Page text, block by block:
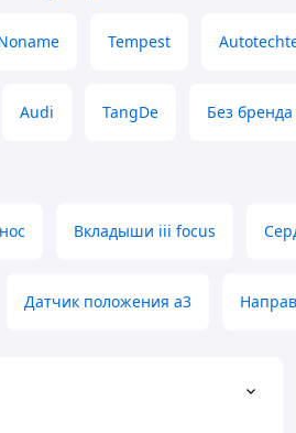
Tempest
Audi TangDe Без бренда
Вкладыши iii focus
Датчик положения a3